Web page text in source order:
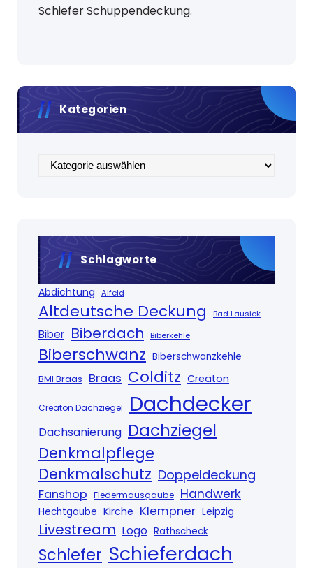
Schiefer Schuppendeckung.
Kategorien
Kategorien
Schlagworte
Abdichtung Alfeld
Altdeutsche Deckung Bad Lausick
Biber Biberdach Biberkehle
Biberschwanz Biberschwanzkehle
BMI Braas Braas Colditz Creaton
Creaton Dachziegel Dachdecker
Dachsanierung Dachziegel
Denkmalpflege
Denkmalschutz Doppeldeckung
Fanshop Fledermausgaube Handwerk
Hechtgaube Kirche Klempner Leipzig
Livestream Logo Rathscheck
Schiefer Schieferdach